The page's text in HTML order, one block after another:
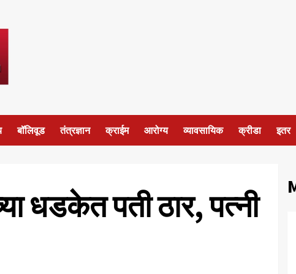
बॉलिवूड तंत्रज्ञान क्राईम आरोग्य व्यावसायिक क्रीडा इतर
धडकेत पती ठार, पत्नी